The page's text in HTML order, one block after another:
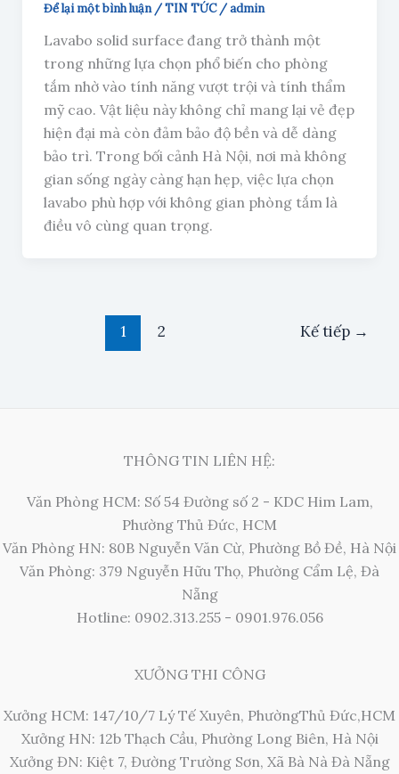
Để lại một bình luận /TIN TỨC/admin
Lavabo solid surface đang trở thành một
trong những lựa chọn phổ biến cho phòng
tắm nhờ vào tính năng vượt trội và tính thẩm
mỹ cao. Vật liệu này không chỉ mang lại vẻ đẹp
hiện đại mà còn đảm bảo độ bền và dễ dàng
bảo trì. Trong bối cảnh Hà Nội, nơi mà không
gian sống ngày càng hạn hẹp, việc lựa chọn
lavabo phù hợp với không gian phòng tắm là
điều vô cùng quan trọng.
1 2 Kế tiếp →
THÔNG TIN LIÊN HỆ:
Văn Phòng HCM: Số 54 Đường số 2 - KDC Him Lam,
Phường Thủ Đức, HCM
Văn Phòng HN: 80B Nguyễn Văn Cừ, Phường Bồ Đề, Hà Nội
Văn Phòng: 379 Nguyễn Hữu Thọ, Phường Cẩm Lệ, Đà
Nẵng
Hotline: 0902.313.255 - 0901.976.056
XƯỞNG THI CÔNG
Xưởng HCM: 147/10/7 Lý Tế Xuyên, PhườngThủ Đức,HCM
Xưởng HN: 12b Thạch Cầu, Phường Long Biên, Hà Nội
Xưởng ĐN: Kiệt 7, Đường Trường Sơn, Xã Bà Nà Đà Nẵng